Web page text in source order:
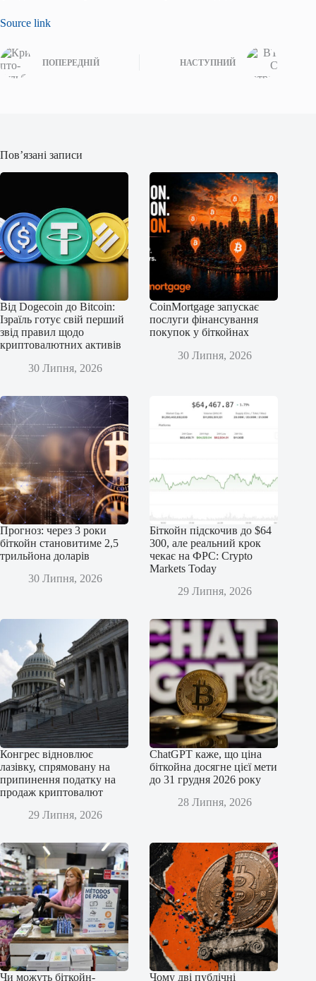
Source link
ПОПЕРЕДНІЙ НАСТУПНИЙ
Пов’язані записи
Від Dogecoin до Bitcoin:
Ізраїль готує свій перший
звід правил щодо
криптовалютних активів
30 Липня, 2026
CoinMortgage запускає
послуги фінансування
покупок у біткойнах
30 Липня, 2026
Прогноз: через 3 роки
біткойн становитиме 2,5
трильйона доларів
30 Липня, 2026
Біткойн підскочив до $64
300, але реальний крок
чекає на ФРС: Crypto
Markets Today
29 Липня, 2026
Конгрес відновлює
лазівку, спрямовану на
припинення податку на
продаж криптовалют
29 Липня, 2026
ChatGPT каже, що ціна
біткойна досягне цієї мети
до 31 грудня 2026 року
28 Липня, 2026
Чи можуть біткойн- Чому дві публічні